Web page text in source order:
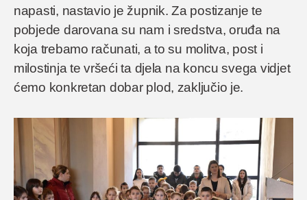
napasti, nastavio je župnik. Za postizanje te
pobjede darovana su nam i sredstva, oruđa na
koja trebamo računati, a to su molitva, post i
milostinja te vršeći ta djela na koncu svega vidjet
ćemo konkretan dobar plod, zaključio je.